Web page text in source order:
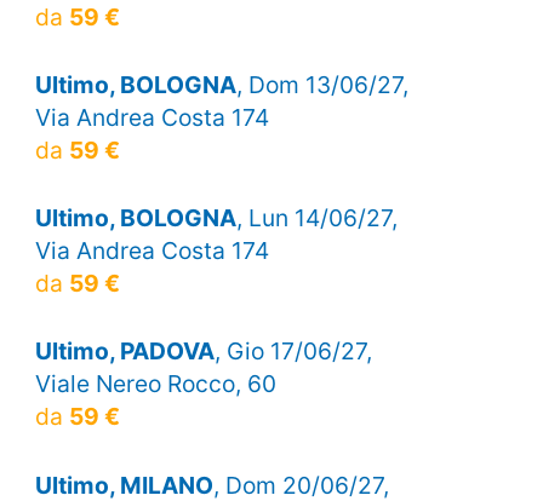
da 59 €
Ultimo, BOLOGNA, Dom 13/06/27,
Via Andrea Costa 174
da 59 €
Ultimo, BOLOGNA, Lun 14/06/27,
Via Andrea Costa 174
da 59 €
Ultimo, PADOVA, Gio 17/06/27,
Viale Nereo Rocco, 60
da 59 €
Ultimo, MILANO, Dom 20/06/27,